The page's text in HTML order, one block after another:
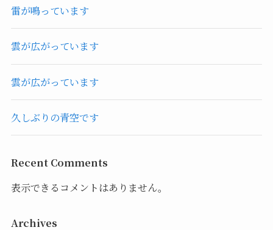
雷が鳴っています
雲が広がっています
雲が広がっています
久しぶりの青空です
Recent Comments
表示できるコメントはありません。
Archives